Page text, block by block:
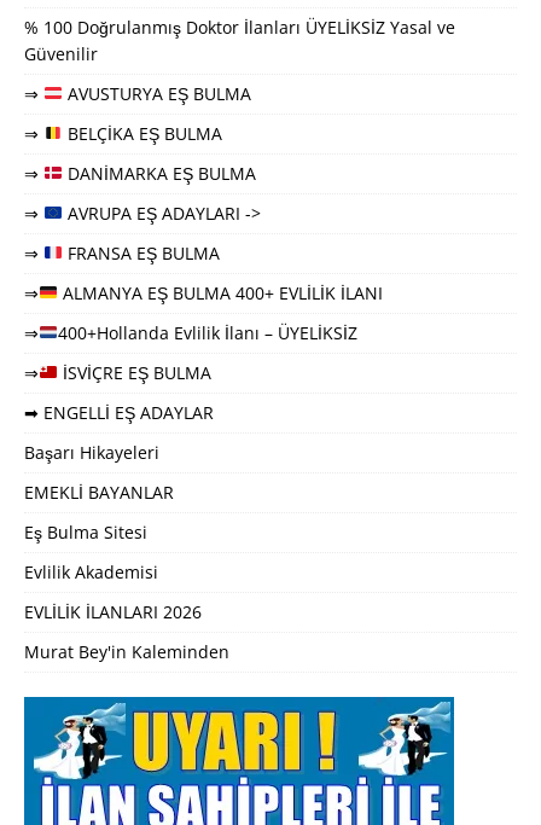
% 100 Doğrulanmış Doktor İlanları ÜYELİKSİZ Yasal ve
Güvenilir
⇒
AVUSTURYA EŞ BULMA
⇒
BELÇİKA EŞ BULMA
⇒
DANİMARKA EŞ BULMA
⇒
AVRUPA EŞ ADAYLARI ->
⇒
FRANSA EŞ BULMA
⇒
ALMANYA EŞ BULMA 400+ EVLİLİK İLANI
⇒
400+Hollanda Evlilik İlanı – ÜYELİKSİZ
⇒
İSVİÇRE EŞ BULMA
➡ ENGELLİ EŞ ADAYLAR
Başarı Hikayeleri
EMEKLİ BAYANLAR
Eş Bulma Sitesi
Evlilik Akademisi
EVLİLİK İLANLARI 2026
Murat Bey'in Kaleminden